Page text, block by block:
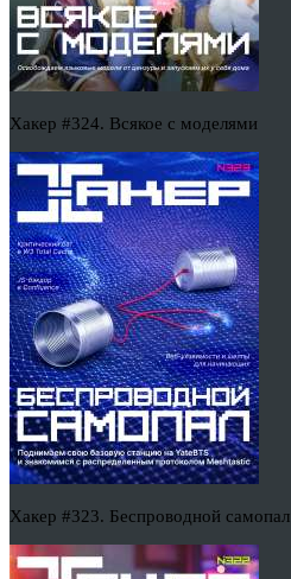
Хакер #324. Всякое с моделями
Хакер #323. Беспроводной самопал